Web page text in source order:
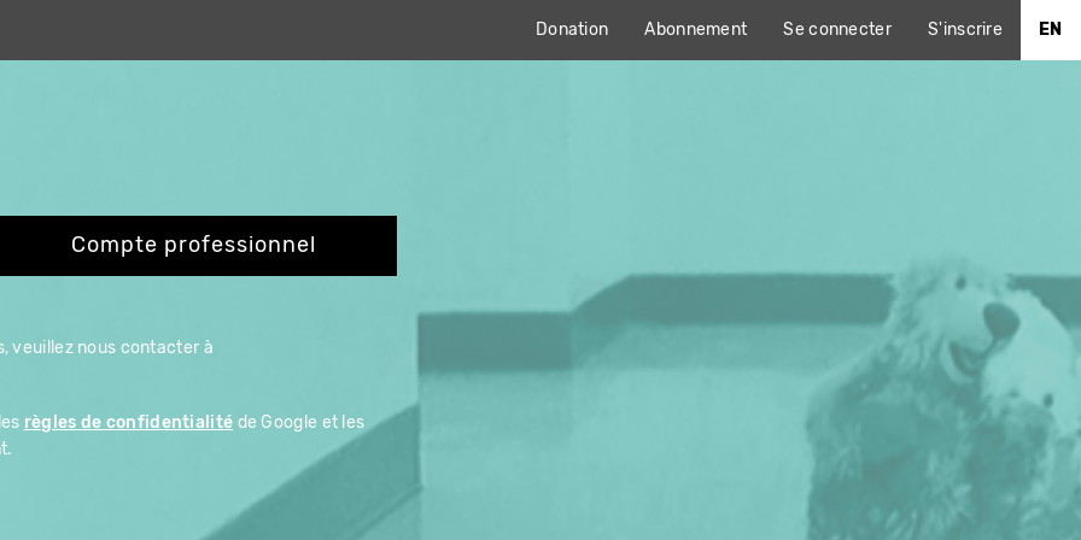
Donation Abonnement Se connecter S'inscrire EN
Compte professionnel
veuillez nous contacter à
règles de confidentialité de Google et les